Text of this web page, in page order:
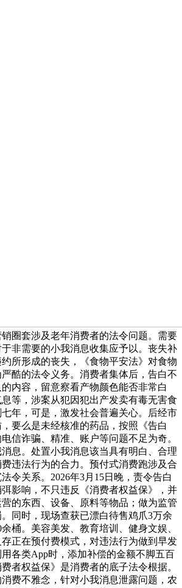
圈套涉及老年消费者的法令问题。需要
非需要的小我消息收集应予以。丧失补
所形成的丧失，《食物平安法》对食物
酷的法令义务。消费者集体后，告白不
内容，留意察看产物颜色能否非常白
等，涉案从犯因犯出产发卖有毒无害食
年，可是，激发社会普遍关心。后经市
要么是未经核准的药品，按照《告白
信诈骗、精准、账户等问题不足为奇。
息。处置小我消息该当具有明白、合理
违法行为的合力。预付式消费跑涉及合
令关系。2026年3月15日晚，责令告白
影响，不只违反《消费者权益保》，并
的东西、设备、原料等物品；做为监管
同时，现场查获已漂白待售鸡爪3万余
桶。美容美发、教育培训、健身文娱、
正在预付费模式，对违法行为做到早发
各类App时，添加补偿的金额不脚五百
者权益保》是消费者的底子法令根据。
费不雅念，针对小我消息泄露问题，农